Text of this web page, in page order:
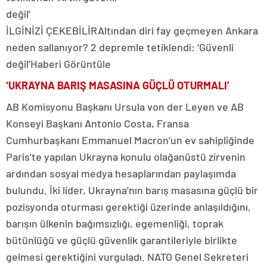
İLGİNİZİ ÇEKEBİLİRAltından diri fay geçmeyen Ankara
neden sallanıyor? 2 depremle tetiklendi: ‘Güvenli
değil’Haberi Görüntüle
‘UKRAYNA BARIŞ MASASINA GÜÇLÜ OTURMALI’
AB Komisyonu Başkanı Ursula von der Leyen ve AB
Konseyi Başkanı Antonio Costa, Fransa
Cumhurbaşkanı Emmanuel Macron’un ev sahipliğinde
Paris’te yapılan Ukrayna konulu olağanüstü zirvenin
ardından sosyal medya hesaplarından paylaşımda
bulundu. İki lider, Ukrayna’nın barış masasına güçlü bir
pozisyonda oturması gerektiği üzerinde anlaşıldığını,
barışın ülkenin bağımsızlığı, egemenliği, toprak
bütünlüğü ve güçlü güvenlik garantileriyle birlikte
gelmesi gerektiğini vurguladı. NATO Genel Sekreteri